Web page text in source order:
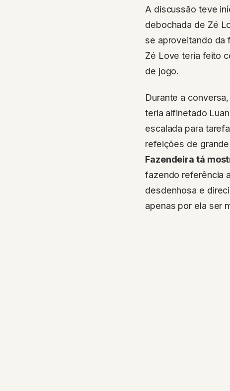
A discussão teve
debochada de Zé
se aproveitando da
Zé Love teria feito
de jogo.
Durante a
teria alfinetado
escalada para
refeições de
Fazendeira tá
fazendo referência
desdenhosa e
apenas por ela ser